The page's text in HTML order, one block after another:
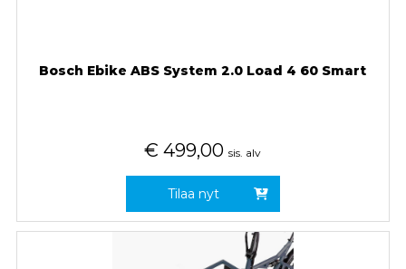
Bosch Ebike ABS System 2.0 Load 4 60 Smart
€ 499,00 sis. alv
Tilaa nyt